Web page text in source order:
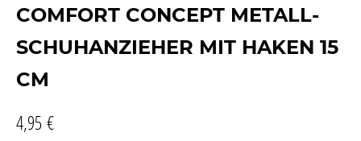
COMFORT CONCEPT METALL-
SCHUHANZIEHER MIT HAKEN 15
CM
4,95 €